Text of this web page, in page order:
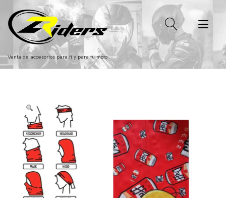
contenido
Venta de accesorios para ti y para tu moto